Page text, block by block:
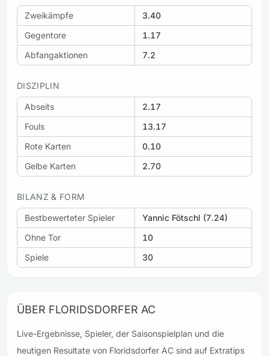
Zweikämpfe
3.40
Gegentore
1.17
Abfangaktionen
7.2
DISZIPLIN
Abseits
2.17
Fouls
13.17
Rote Karten
0.10
Gelbe Karten
2.70
BILANZ & FORM
Bestbewerteter Spieler
Yannic Fötschl (7.24)
Ohne Tor
10
Spiele
30
ÜBER FLORIDSDORFER AC
Live-Ergebnisse, Spieler, der Saisonspielplan und die
heutigen Resultate von Floridsdorfer AC sind auf Extratips